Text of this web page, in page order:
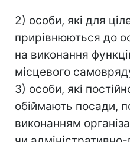
2) особи, які для
прирівнюються до
на виконання
місцевого
3) особи, які
обіймають посади,
виконанням